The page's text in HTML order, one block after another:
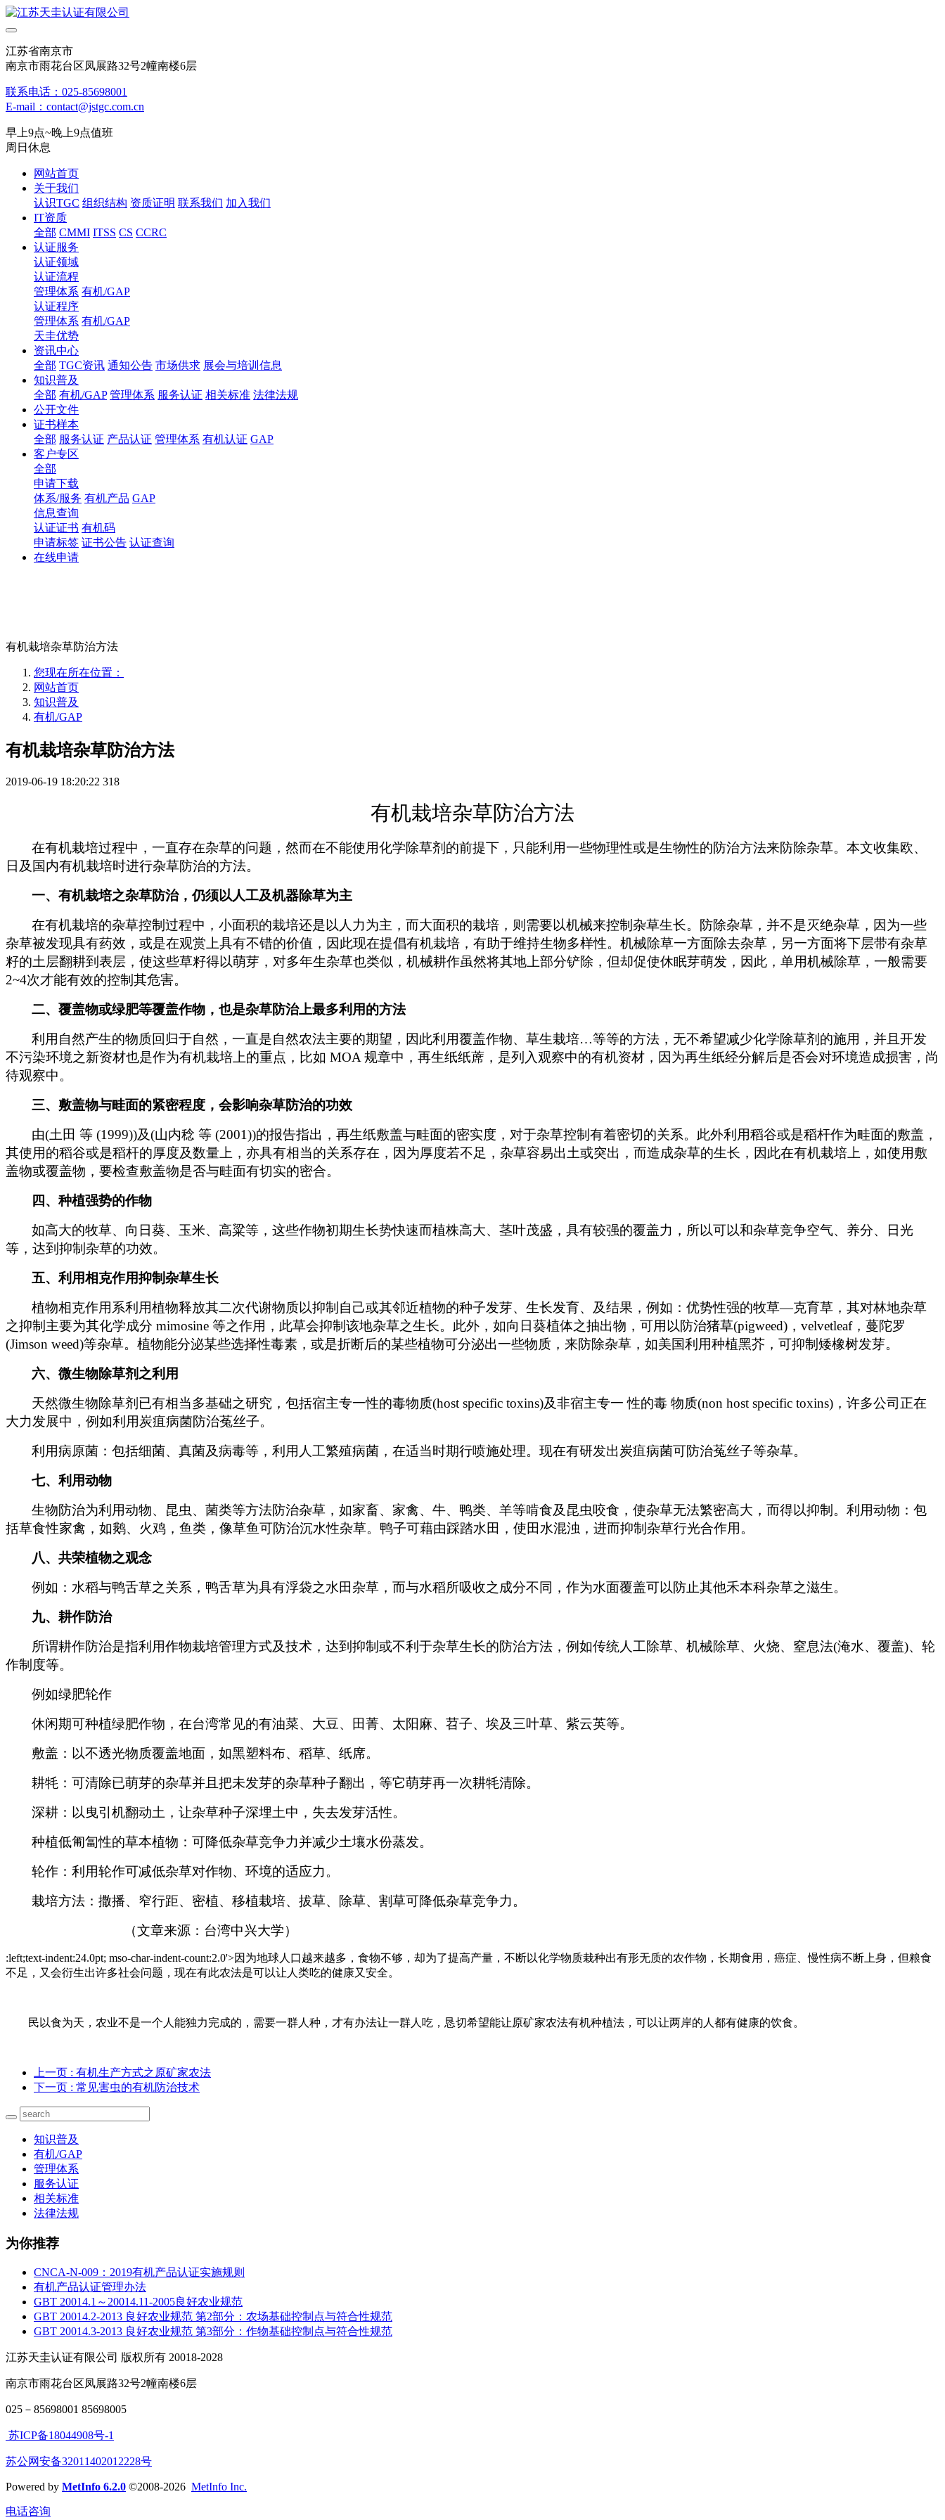
江苏省南京市
南京市雨花台区凤展路32号2幢南楼6层
联系电话：025-85698001
E-mail：contact@jstgc.com.cn
早上9点~晚上9点值班
周日休息
网站首页
关于我们
认识TGC 组织结构 资质证明 联系我们 加入我们
IT资质
全部 CMMI ITSS CS CCRC
认证服务
认证领域
认证流程
管理体系 有机/GAP
认证程序
管理体系 有机/GAP
天圭优势
资讯中心
全部 TGC资讯 通知公告 市场供求 展会与培训信息
知识普及
全部 有机/GAP 管理体系 服务认证 相关标准 法律法规
公开文件
证书样本
全部 服务认证 产品认证 管理体系 有机认证 GAP
客户专区
全部
申请下载
体系/服务 有机产品 GAP
信息查询
认证证书 有机码
申请标签 证书公告 认证查询
在线申请
有机栽培杂草防治方法
您现在所在位置：
网站首页
知识普及
有机/GAP
有机栽培杂草防治方法
2019-06-19 18:20:22 318
有机栽培杂草防治方法
在有机栽培过程中，一直存在杂草的问题，然而在不能使用化学除草剂的前提下，只能利用一些物理性或是生物性的防治方法来防除杂草。本文收集欧、
日及国内有机栽培时进行杂草防治的方法。
一、有机栽培之杂草防治，仍须以人工及机器除草为主
在有机栽培的杂草控制过程中，小面积的栽培还是以人力为主，而大面积的栽培，则需要以机械来控制杂草生长。防除杂草，并不是灭绝杂草，因为一些
杂草被发现具有药效，或是在观赏上具有不错的价值，因此现在提倡有机栽培，有助于维持生物多样性。机械除草一方面除去杂草，另一方面将下层带有杂草
籽的土层翻耕到表层，使这些草籽得以萌芽，对多年生杂草也类似，机械耕作虽然将其地上部分铲除，但却促使休眠芽萌发，因此，单用机械除草，一般需要
2~4次才能有效的控制其危害。
二、覆盖物或绿肥等覆盖作物，也是杂草防治上最多利用的方法
利用自然产生的物质回归于自然，一直是自然农法主要的期望，因此利用覆盖作物、草生栽培…等等的方法，无不希望减少化学除草剂的施用，并且开发
不污染环境之新资材也是作为有机栽培上的重点，比如 MOA 规章中，再生纸纸蓆，是列入观察中的有机资材，因为再生纸经分解后是否会对环境造成损害，尚
待观察中。
三、敷盖物与畦面的紧密程度，会影响杂草防治的功效
由(土田 等 (1999))及(山内稔 等 (2001))的报告指出，再生纸敷盖与畦面的密实度，对于杂草控制有着密切的关系。此外利用稻谷或是稻杆作为畦面的敷盖，
其使用的稻谷或是稻杆的厚度及数量上，亦具有相当的关系存在，因为厚度若不足，杂草容易出土或突出，而造成杂草的生长，因此在有机栽培上，如使用敷
盖物或覆盖物，要检查敷盖物是否与畦面有切实的密合。
四、种植强势的作物
如高大的牧草、向日葵、玉米、高粱等，这些作物初期生长势快速而植株高大、茎叶茂盛，具有较强的覆盖力，所以可以和杂草竞争空气、养分、日光
等，达到抑制杂草的功效。
五、利用相克作用抑制杂草生长
植物相克作用系利用植物释放其二次代谢物质以抑制自己或其邻近植物的种子发芽、生长发育、及结果，例如：优势性强的牧草―克育草，其对林地杂草
之抑制主要为其化学成分 mimosine 等之作用，此草会抑制该地杂草之生长。此外，如向日葵植体之抽出物，可用以防治猪草(pigweed)，velvetleaf，蔓陀罗
(Jimson weed)等杂草。植物能分泌某些选择性毒素，或是折断后的某些植物可分泌出一些物质，来防除杂草，如美国利用种植黑芥，可抑制矮橡树发芽。
六、微生物除草剂之利用
天然微生物除草剂已有相当多基础之研究，包括宿主专一性的毒物质(host specific toxins)及非宿主专一 性的毒 物质(non host specific toxins)，许多公司正在
大力发展中，例如利用炭疽病菌防治菟丝子。
利用病原菌：包括细菌、真菌及病毒等，利用人工繁殖病菌，在适当时期行喷施处理。现在有研发出炭疽病菌可防治菟丝子等杂草。
七、利用动物
生物防治为利用动物、昆虫、菌类等方法防治杂草，如家畜、家禽、牛、鸭类、羊等啃食及昆虫咬食，使杂草无法繁密高大，而得以抑制。利用动物：包
括草食性家禽，如鹅、火鸡，鱼类，像草鱼可防治沉水性杂草。鸭子可藉由踩踏水田，使田水混浊，进而抑制杂草行光合作用。
八、共荣植物之观念
例如：水稻与鸭舌草之关系，鸭舌草为具有浮袋之水田杂草，而与水稻所吸收之成分不同，作为水面覆盖可以防止其他禾本科杂草之滋生。
九、耕作防治
所谓耕作防治是指利用作物栽培管理方式及技术，达到抑制或不利于杂草生长的防治方法，例如传统人工除草、机械除草、火烧、窒息法(淹水、覆盖)、轮
作制度等。
例如绿肥轮作
休闲期可种植绿肥作物，在台湾常见的有油菜、大豆、田菁、太阳麻、苕子、埃及三叶草、紫云英等。
敷盖：以不透光物质覆盖地面，如黑塑料布、稻草、纸席。
耕牦：可清除已萌芽的杂草并且把未发芽的杂草种子翻出，等它萌芽再一次耕牦清除。
深耕：以曳引机翻动土，让杂草种子深埋土中，失去发芽活性。
种植低匍匐性的草本植物：可降低杂草竞争力并减少土壤水份蒸发。
轮作：利用轮作可减低杂草对作物、环境的适应力。
栽培方法：撒播、窄行距、密植、移植栽培、拔草、除草、割草可降低杂草竞争力。
（文章来源：台湾中兴大学）
:left;text-indent:24.0pt; mso-char-indent-count:2.0'>因为地球人口越来越多，食物不够，却为了提高产量，不断以化学物质栽种出有形无质的农作物，长期食用，癌症、慢性病不断上身，但粮食
不足，又会衍生出许多社会问题，现在有此农法是可以让人类吃的健康又安全。
民以食为天，农业不是一个人能独力完成的，需要一群人种，才有办法让一群人吃，恳切希望能让原矿家农法有机种植法，可以让两岸的人都有健康的饮食。
上一页 : 有机生产方式之原矿家农法
下一页 : 常见害虫的有机防治技术
知识普及
有机/GAP
管理体系
服务认证
相关标准
法律法规
为你推荐
CNCA-N-009：2019有机产品认证实施规则
有机产品认证管理办法
GBT 20014.1～20014.11-2005良好农业规范
GBT 20014.2-2013 良好农业规范 第2部分：农场基础控制点与符合性规范
GBT 20014.3-2013 良好农业规范 第3部分：作物基础控制点与符合性规范
江苏天圭认证有限公司 版权所有 20018-2028
南京市雨花台区凤展路32号2幢南楼6层
025－85698001 85698005
苏ICP备18044908号-1
苏公网安备32011402012228号
Powered by MetInfo 6.2.0 ©2008-2026 MetInfo Inc.
电话咨询